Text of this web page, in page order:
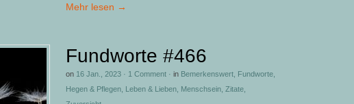
Mehr lesen →
Fundworte #466
on 16 Jan., 2023 · 1 Comment · in Bemerkenswert Fundworte
Hegen & Pflegen Leben & Lieben Menschsein Zitate